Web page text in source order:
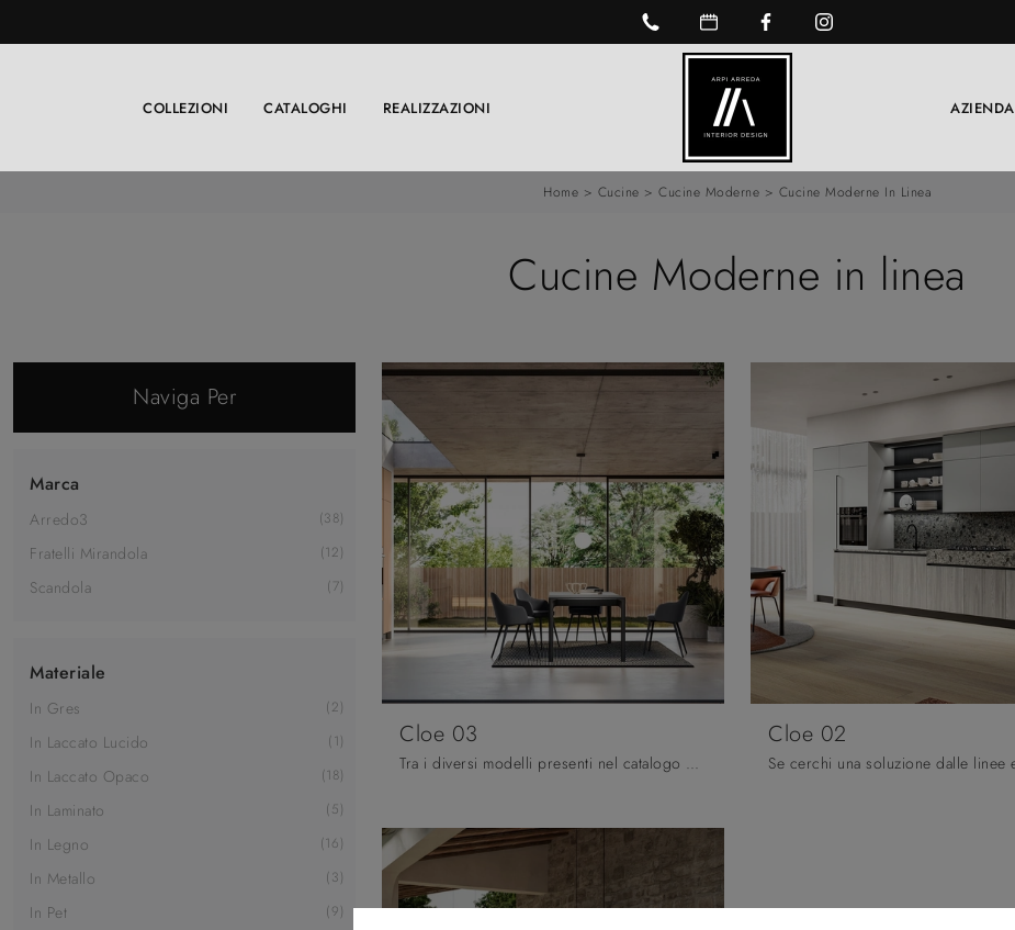
COLLEZIONI CATALOGHI REALIZZAZIONI AZIENDA
Home > Cucine > Cucine Moderne > Cucine Moderne In Linea
Cucine Moderne in linea
Naviga Per
Marca
Arredo3 38
Fratelli Mirandola 12
Scandola 7
Materiale
In Gres 2
In Laccato Lucido 1
In Laccato Opaco 18
In Laminato 5
In Legno 16
In Metallo 3
In Pet 9
Cloe 03
Tra i diversi modelli presenti nel catalogo Arredo3, la cucina in foto rende lo spazio facilmente fruibile e danno la possibilità di vivere gli ...
Cloe 02